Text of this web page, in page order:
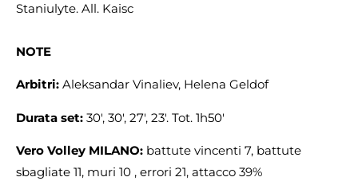
Staniulyte. All. Kaisc
NOTE
Arbitri: Aleksandar Vinaliev, Helena Geldof
Durata set: 30′, 30′, 27′, 23′. Tot. 1h50′
Vero Volley MILANO: battute vincenti 7, battute
sbagliate 11, muri 10 , errori 21, attacco 39%